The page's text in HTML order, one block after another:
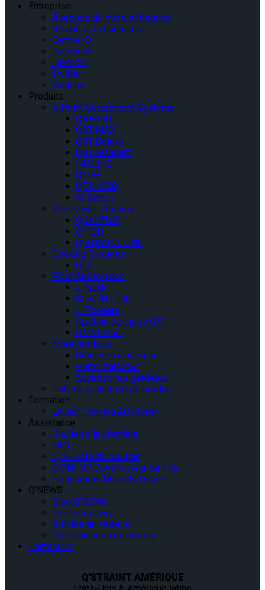
Entreprise
À propos de notre entreprise
Salons et événements
Centre IQ
Facebook
Linkedin
Twitter
Youtube
Produits
4-Point Securement Systems
QRT-360
QRT MAX
QRT Deluxe
QRT Standard
INQLINE
Q’UBE
QER 4000
M-Series
Wheelchair Stations
QUANTUM
Q’POD
Q’STRAINT ONE
Docking Systems
QLK
Floor Anchorages
L-Track
Slide ‘N Click
L-Pockets
Fixation de siège QSF
OMNI Floor
More products
Ceintures d’occupant
Porte marcheur
Accessoires généraux
Outil de recherche de produit
Formation
Launch Training AQademy
Assistance
Soutien à la clientèle
FAQ
QLK Liste de Soutien
OMNI-VR Constructeur de Kits
Programme Mobility Dealer
Q’NEWS
Blog Q’NEWS
Études de cas
Articles en vedette
Communiqués de presse
Contact Us
Q'STRAINT AMÉRIQUE